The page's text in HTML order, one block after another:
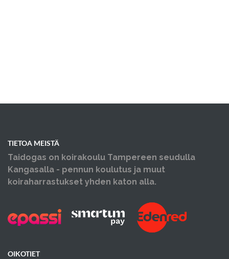
TIETOA MEISTÄ
Taidogas on koirakoulu Tampereen seudulla
Kangasalla - pennun koulutus ja muut
koiraharrastukset yhden katon alla.
OIKOTIET